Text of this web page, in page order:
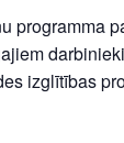
programma
izglītības